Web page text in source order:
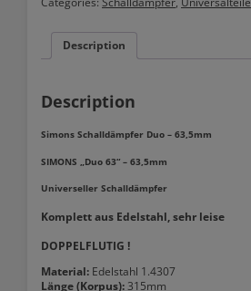
Description
Description
Simons Schalldämpfer Duo – 63,5mm
SIMONS „Duo 63“ – 63,5mm
Universeller Schalldämpfer
Komplett aus Edelstahl, sehr leise
DOPPELFLUTIG !
Material: Edelstahl 1.4307
Länge (Korpus):315mm